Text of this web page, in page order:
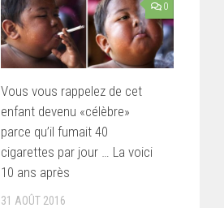
0
Vous vous rappelez de cet
enfant devenu «célèbre»
parce qu’il fumait 40
cigarettes par jour … La voici
10 ans après
31 AOÛT 2016